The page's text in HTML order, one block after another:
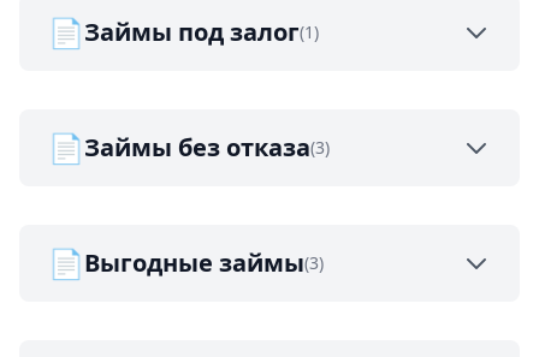
📄Займы под залог(1)
📄Займы без отказа(3)
📄Выгодные займы(3)